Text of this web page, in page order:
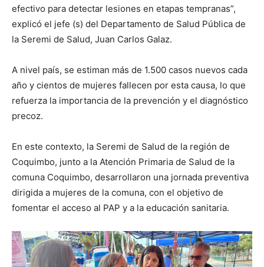
efectivo para detectar lesiones en etapas tempranas”,
explicó el jefe (s) del Departamento de Salud Pública de
la Seremi de Salud, Juan Carlos Galaz.
A nivel país, se estiman más de 1.500 casos nuevos cada
año y cientos de mujeres fallecen por esta causa, lo que
refuerza la importancia de la prevención y el diagnóstico
precoz.
En este contexto, la Seremi de Salud de la región de
Coquimbo, junto a la Atención Primaria de Salud de la
comuna Coquimbo, desarrollaron una jornada preventiva
dirigida a mujeres de la comuna, con el objetivo de
fomentar el acceso al PAP y a la educación sanitaria.